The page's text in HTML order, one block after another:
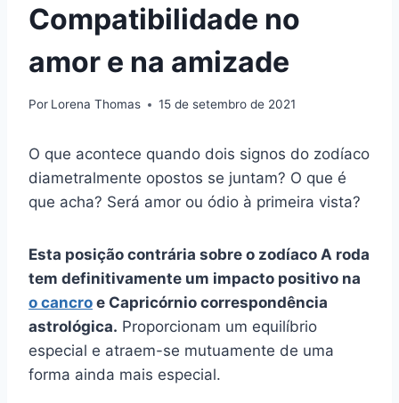
Compatibilidade no
amor e na amizade
Por Lorena Thomas 15 de setembro de 2021
O que acontece quando dois signos do zodíaco
diametralmente opostos se juntam? O que é
que acha? Será amor ou ódio à primeira vista?
Esta posição contrária sobre o zodíaco A roda
tem definitivamente um impacto positivo na
o cancro e Capricórnio correspondência
astrológica. Proporcionam um equilíbrio
especial e atraem-se mutuamente de uma
forma ainda mais especial.